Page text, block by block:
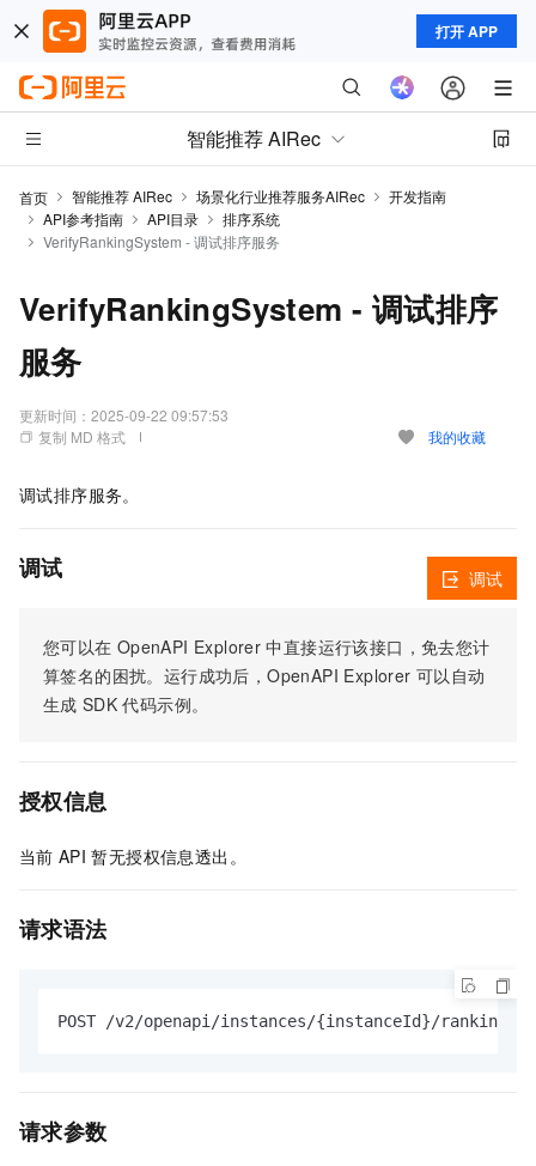
打开 APP
智能推荐 AIRec
首页 智能推荐 AIRec 场景化行业推荐服务AIRec
开发指南
API参考指南
API目录
排序系统
VerifyRankingSystem - 调试排序服务
VerifyRankingSystem - 调试排序
服务
更新时间： 2025-09-22 09:57:53
复制 MD 格式
我的收藏
调试排序服务。
调试
您可以在 OpenAPI Explorer 中直接运行该接口，免去您计
算签名的困扰。运行成功后，OpenAPI Explorer 可以自动
生成 SDK 代码示例。
调试
授权信息
当前 API 暂无授权信息透出。
请求语法
POST /v2/openapi/instances/{instanceId}/ranking-
请求参数